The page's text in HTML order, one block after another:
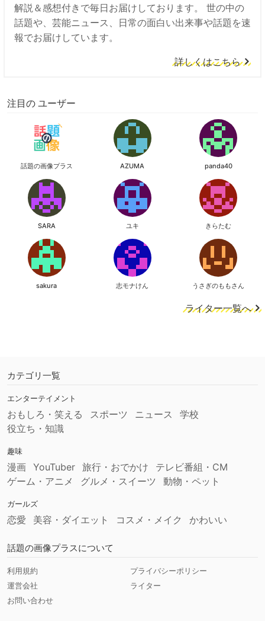
解説＆感想付きで毎日お届けしております。 世の中の
話題や、芸能ニュース、日常の面白い出来事や話題を速
報でお届けしています。
詳しくはこちら
注目の ユーザー
話題の画像プラス AZUMA panda40
SARA ユキ きらたむ
sakura 志モナけん うさぎのももさん
ライター一覧へ
カテゴリ一覧
エンターテイメント
おもしろ・笑える スポーツ ニュース
学校
役立ち・知識
趣味
漫画 YouTuber 旅行・おでかけ
テレビ番組・CM
ゲーム・アニメ
グルメ・スイーツ 動物・ペット
ガールズ
恋愛 美容・ダイエット コスメ・メイク かわいい
話題の画像プラスについて
利用規約
プライバシーポリシー
運営会社
ライター
お問い合わせ